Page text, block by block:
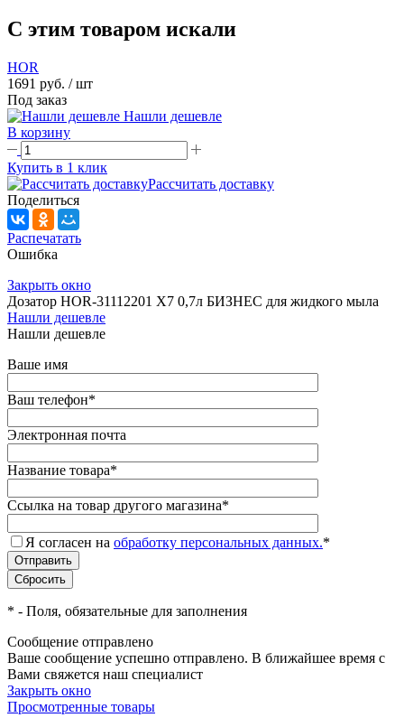
C этим товаром искали
HOR
1691 руб. / шт
Под заказ
Нашли дешевле
В корзину
Купить в 1 клик
Рассчитать доставку
Поделиться
Распечатать
Ошибка
Закрыть окно
Дозатор HOR-31112201 X7 0,7л БИЗНЕС для жидкого мыла
Нашли дешевле
Нашли дешевле
Ваше имя
Ваш телефон*
Электронная почта
Название товара*
Ссылка на товар другого магазина*
Я согласен на обработку персональных данных.*
* - Поля, обязательные для заполнения
Сообщение отправлено
Ваше сообщение успешно отправлено. В ближайшее время с
Вами свяжется наш специалист
Закрыть окно
Просмотренные товары